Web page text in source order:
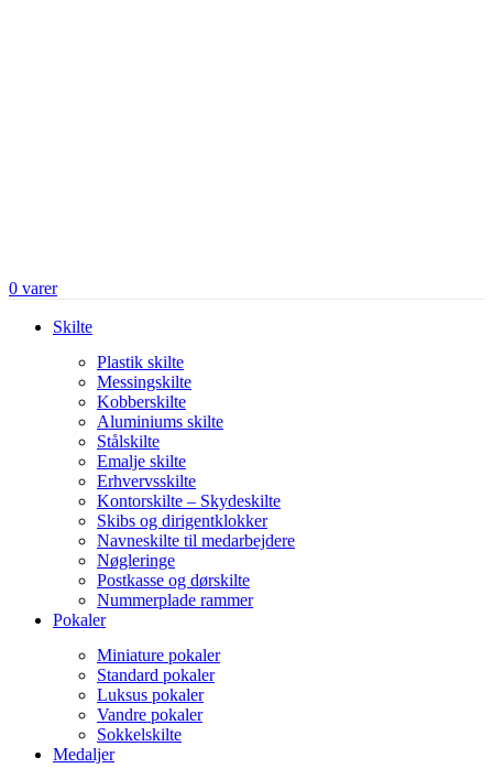
0 varer
Skilte
Plastik skilte
Messingskilte
Kobberskilte
Aluminiums skilte
Stålskilte
Emalje skilte
Erhvervsskilte
Kontorskilte – Skydeskilte
Skibs og dirigentklokker
Navneskilte til medarbejdere
Nøgleringe
Postkasse og dørskilte
Nummerplade rammer
Pokaler
Miniature pokaler
Standard pokaler
Luksus pokaler
Vandre pokaler
Sokkelskilte
Medaljer